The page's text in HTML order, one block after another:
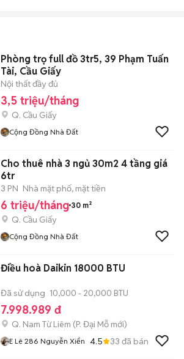
Phòng trọ full đồ 3tr5, 39 Phạm Tuấn
Tài, Cầu Giấy
Nội thất đầy đủ
3,5 triệu/tháng
Q. Cầu Giấy
Cộng Đồng Nhà Đất
Cho thuê nhà 3 ngủ 30m2 4 tầng giá
6tr
3 PN Nhà mặt phố, mặt tiền
6 triệu/tháng 30 m²
Q. Cầu Giấy
Cộng Đồng Nhà Đất
Điều hoà Daikin 18000 BTU
Đã sử dụng 10,000 - 20,000 BTU
7.998.989 đ
Q. Nam Từ Liêm (P. Đại Mỗ mới)
E Lê 286 Nguyễn Xiển 4.5 33 đã bán